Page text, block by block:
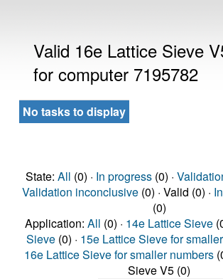
Valid 16e Lattice Sieve
for computer 7195782
No tasks to display
State: All (0) · In progress(0) ·
Validation inconclusive(0) · Valid (0) ·
(0)
Application: All (0) · 14e Lattice Sieve
Sieve (0) · 15e Lattice Sieve for
16e Lattice Sieve for smaller numbers
Sieve V5 (0)